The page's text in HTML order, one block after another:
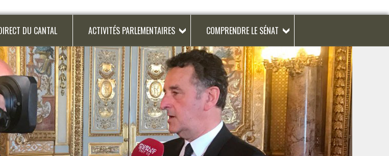
DU CANTAL ACTIVITÉS PARLEMENTAIRES COMPRENDRE LE SÉNAT